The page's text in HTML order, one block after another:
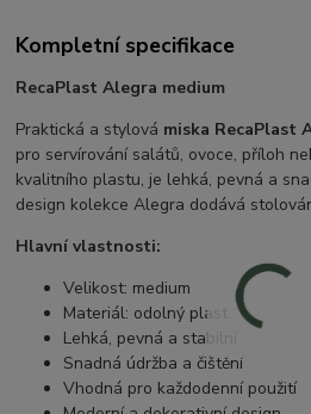
Kompletní specifikace
RecaPlast Alegra medium
Praktická a stylová miska RecaPlast
pro servírování salátů, ovoce, příloh
kvalitního plastu, je lehká, pevná a
design kolekce Alegra dodává
Hlavní vlastnosti:
Velikost: medium
Materiál: odolný plast
Lehká, pevná a stabilní
Snadná údržba a čištění
Vhodná pro každodenní použití